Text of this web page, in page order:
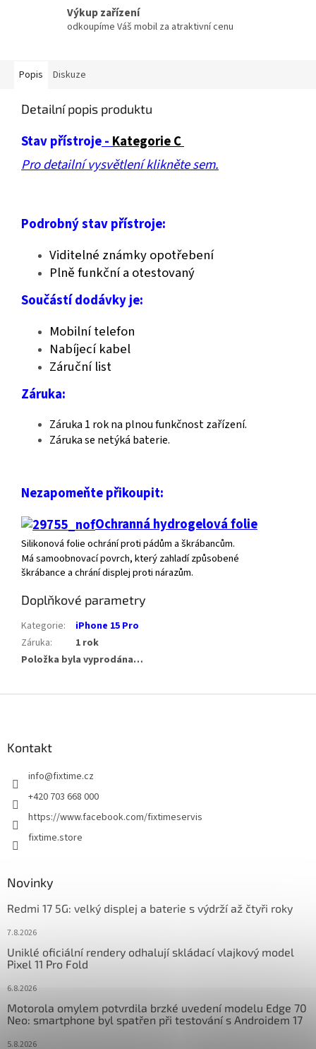
Výkup zařízení
odkoupíme Váš mobil za atraktivní cenu
Popis Diskuze
Detailní popis produktu
Stav přístroje- Kategorie C
Pro detailní vysvětlení klikněte sem.
Podrobný stav přístroje:
Viditelné známky opotřebení
Plně funkční a otestovaný
Součástí dodávky je:
Mobilní telefon
Nabíjecí kabel
Záruční list
Záruka:
Záruka 1 rok na plnou funkčnost zařízení.
Záruka se netýká baterie.
Nezapomeňte přikoupit:
Ochranná hydrogelová folie
Silikonová folie ochrání proti pádům a škrábancům.
Má samoobnovací povrch, který zahladí způsobené
škrábance a chrání displej proti nárazům.
Doplňkové parametry
Kategorie:
iPhone 15 Pro
Záruka:
1 rok
Položka byla vyprodána…
Kontakt
info@fixtime.cz
+420 703 668 000
https://www.facebook.com/fixtimeservis
fixtime.store
Novinky
Redmi 17 5G: velký displej a baterie s výdrží až čtyři roky
7.8.2026
Uniklé oficiální rendery odhalují skládací vlajkový model
Pixel 11 Pro Fold
6.8.2026
Motorola omylem potvrdila brzké uvedení modelu Edge 70
Neo: smartphone byl spatřen při testování s Androidem 17
5.8.2026